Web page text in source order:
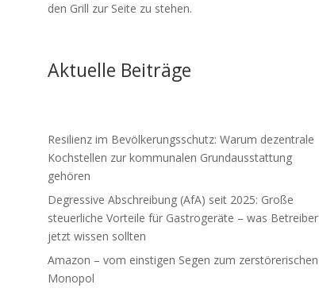
den Grill zur Seite zu stehen.
Aktuelle Beiträge
Resilienz im Bevölkerungsschutz: Warum dezentrale
Kochstellen zur kommunalen Grundausstattung
gehören
Degressive Abschreibung (AfA) seit 2025: Große
steuerliche Vorteile für Gastrogeräte – was Betreiber
jetzt wissen sollten
Amazon – vom einstigen Segen zum zerstörerischen
Monopol